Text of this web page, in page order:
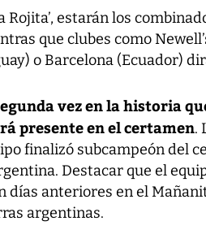
Rojita’, estarán los
que clubes como
o Barcelona (Ecuador)
vez en la historia
presente en el certamen.
finalizó subcampeón del
Destacar que el
días anteriores en el
argentinas.